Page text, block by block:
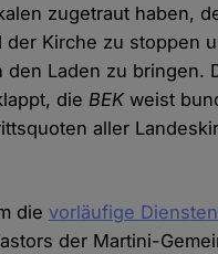
zugetraut haben,
der Kirche zu stoppen
Laden zu bringen.
dieBEKweist
aller
dievorläufige
der Martini-